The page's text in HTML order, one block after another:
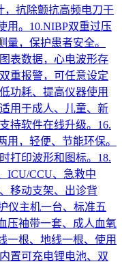
，抗除颤抗高频电刀干
用。10.NIBP双重过压
，保护患者安全。
表数据，心电波形存
重报警，可任意设定
功耗、提高仪器使用
用于成人、儿童、新
持软件在线升级。16.
，轻便、节能环保。
打印波形和图标。18.
ICU/CCU、急救中
移动支架、出诊背
仪主机一台、标准五
压袖带一套、成人血氧
一根、地线一根、使用
置可充电锂电池、双